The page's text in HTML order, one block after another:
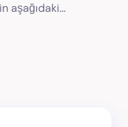
aşağıdaki…